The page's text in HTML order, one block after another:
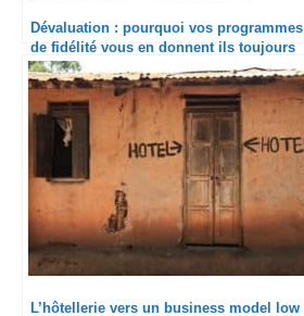
Dévaluation : pourquoi vos programmes
de fidélité vous en donnent ils toujours
moins ?
L’hôtellerie vers un business model low